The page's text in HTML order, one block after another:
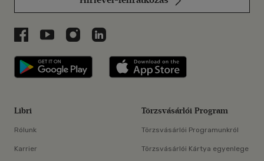
Libri a Facebookon
Libri a Youtube-on
Libri az Instagramon
Libri a LinkedInen
Libri applikáció Szerezd meg: Google
Libri
Rólunk
Karrier
Törzsvásárlói Program
Törzsvásárlói Programunkról
Törzsvásárlói Kártya egyenlege